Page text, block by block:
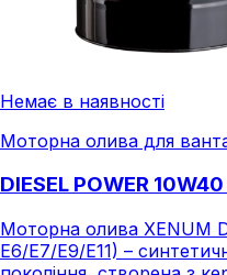
Немає в наявності
Моторна олива для
DIESEL POWER
Моторна олива XENUM
E6/E7/E9/E11) –